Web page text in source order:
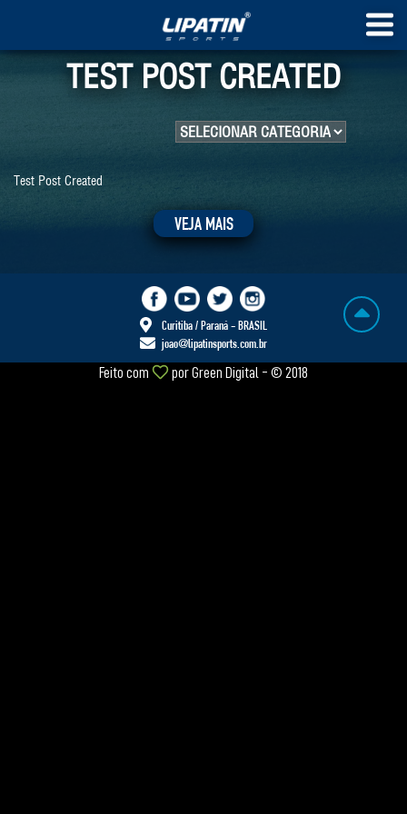
TEST POST CREATED
Test Post Created
VEJA MAIS
Curitiba / Paraná - BRASIL
joao@lipatinsports.com.br
Feito com porGreen Digital - © 2018